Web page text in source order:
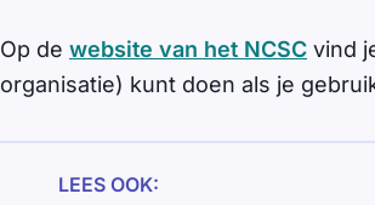
Op de website van het NCSC vind
organisatie) kunt doen als je
LEES OOK: